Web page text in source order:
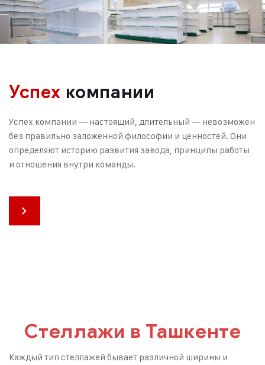
Успех компании
Успех компании — настоящий, длительный — невозможен
без правильно заложенной философии и ценностей. Они
определяют историю развития завода, принципы работы
и отношения внутри команды.
Стеллажи в Ташкенте
Каждый тип стеллажей бывает различной ширины и